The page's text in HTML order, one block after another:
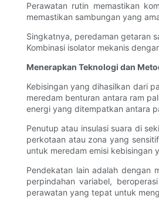
Perawatan rutin memastikan
memastikan sambungan yang
Singkatnya, peredaman getaran
Kombinasi isolator mekanis
Menerapkan Teknologi dan
Kebisingan yang dihasilkan dari
meredam benturan antara ram
energi yang ditempatkan antara
Penutup atau insulasi suara di
perkotaan atau zona yang
untuk meredam emisi kebisingan
Pendekatan lain adalah dengan
perpindahan variabel,
perawatan yang tepat untuk